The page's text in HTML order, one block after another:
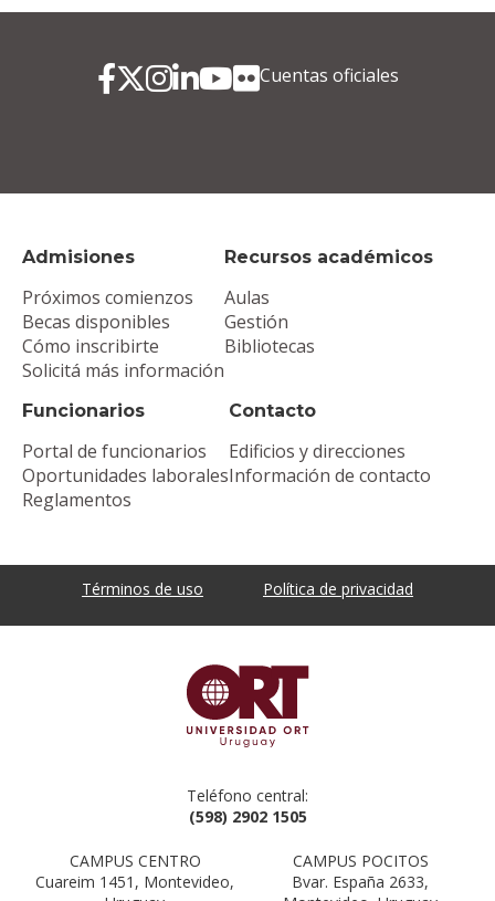
Admisiones
Próximos comienzos
Becas disponibles
Cómo inscribirte
Solicitá más información
Recursos académicos
Aulas
Gestión
Bibliotecas
Funcionarios
Portal de funcionarios
Oportunidades laborales
Reglamentos
Contacto
Edificios y direcciones
Información de contacto
Cuentas oficiales
Términos de uso Política de privacidad
Teléfono central:
(598) 2902 1505
CAMPUS CENTRO
Cuareim 1451, Montevideo,
CAMPUS POCITOS
Bvar. España 2633,